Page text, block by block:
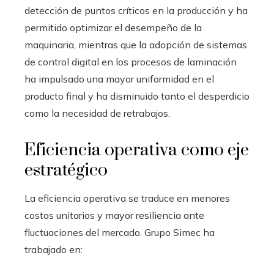
detección de puntos críticos en la producción y ha
permitido optimizar el desempeño de la
maquinaria, mientras que la adopción de sistemas
de control digital en los procesos de laminación
ha impulsado una mayor uniformidad en el
producto final y ha disminuido tanto el desperdicio
como la necesidad de retrabajos.
Eficiencia operativa como eje
estratégico
La eficiencia operativa se traduce en menores
costos unitarios y mayor resiliencia ante
fluctuaciones del mercado. Grupo Simec ha
trabajado en: